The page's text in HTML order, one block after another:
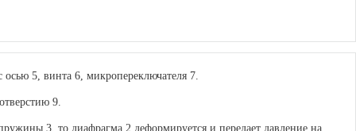
5, винта 6, микропереключателя 7.
9.
3, то диафрагма 2 деформируется и передает давление на